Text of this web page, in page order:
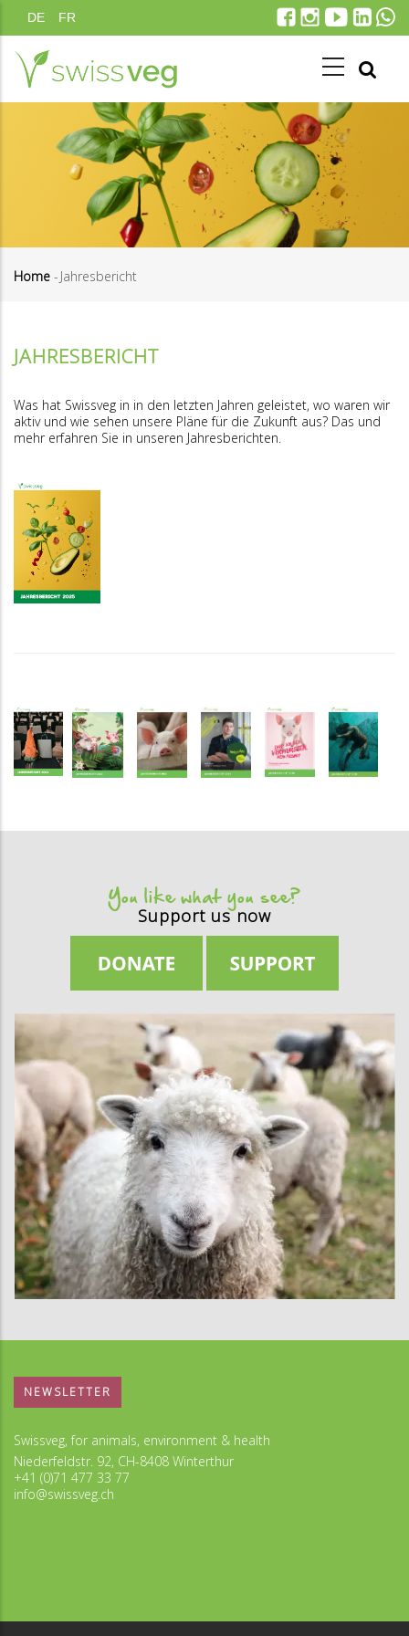
to
main
content
DE FR
Home - Jahresbericht
JAHRESBERICHT
Was hat Swissveg in in den letzten Jahren geleistet, wo waren wir
aktiv und wie sehen unsere Pläne für die Zukunft aus? Das und
mehr erfahren Sie in unseren Jahresberichten.
You like what you see?
Support us now
NEWSLETTER
Swissveg, for animals, environment & health
Niederfeldstr. 92, CH-8408 Winterthur
+41 (0)71 477 33 77
info@swissveg.ch